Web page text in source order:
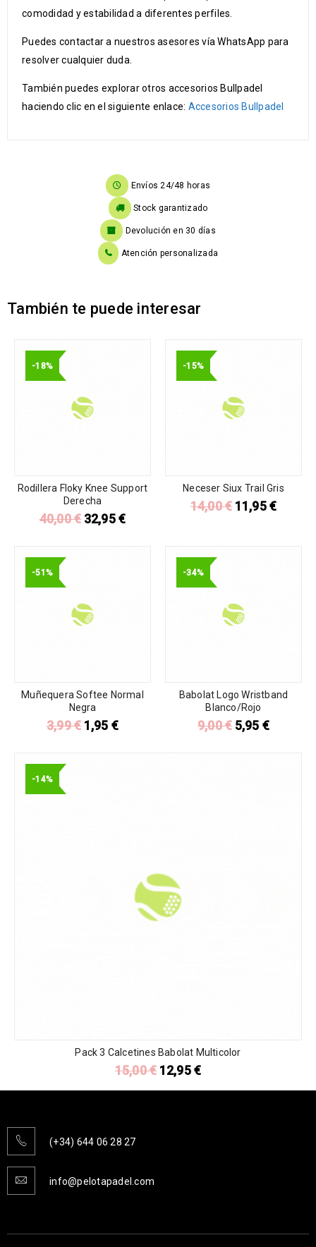
comodidad y estabilidad a diferentes perfiles.
Puedes contactar a nuestros asesores vía WhatsApp para
resolver cualquier duda.
También puedes explorar otros accesorios Bullpadel
haciendo clic en el siguiente enlace: Accesorios Bullpadel
Envíos 24/48 horas
Stock garantizado
Devolución en 30 días
Atención personalizada
También te puede interesar
-18%
Rodillera Floky Knee Support
Derecha
40,00€ 32,95€
-15%
Neceser Siux Trail Gris
14,00€ 11,95€
-51%
Muñequera Softee Normal
Negra
3,99€ 1,95 €
-34%
Babolat Logo Wristband
Blanco/Rojo
9,00€ 5,95 €
-14%
Pack 3 Calcetines Babolat Multicolor
15,00€ 12,95€
(+34) 644 06 28 27
info@pelotapadel.com